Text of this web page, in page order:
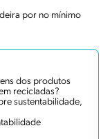
por no mínimo
dos produtos
recicladas?
sustentabilidade,